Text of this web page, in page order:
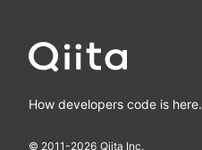
How developers code is here.
© 2011-2026 Qiita Inc.